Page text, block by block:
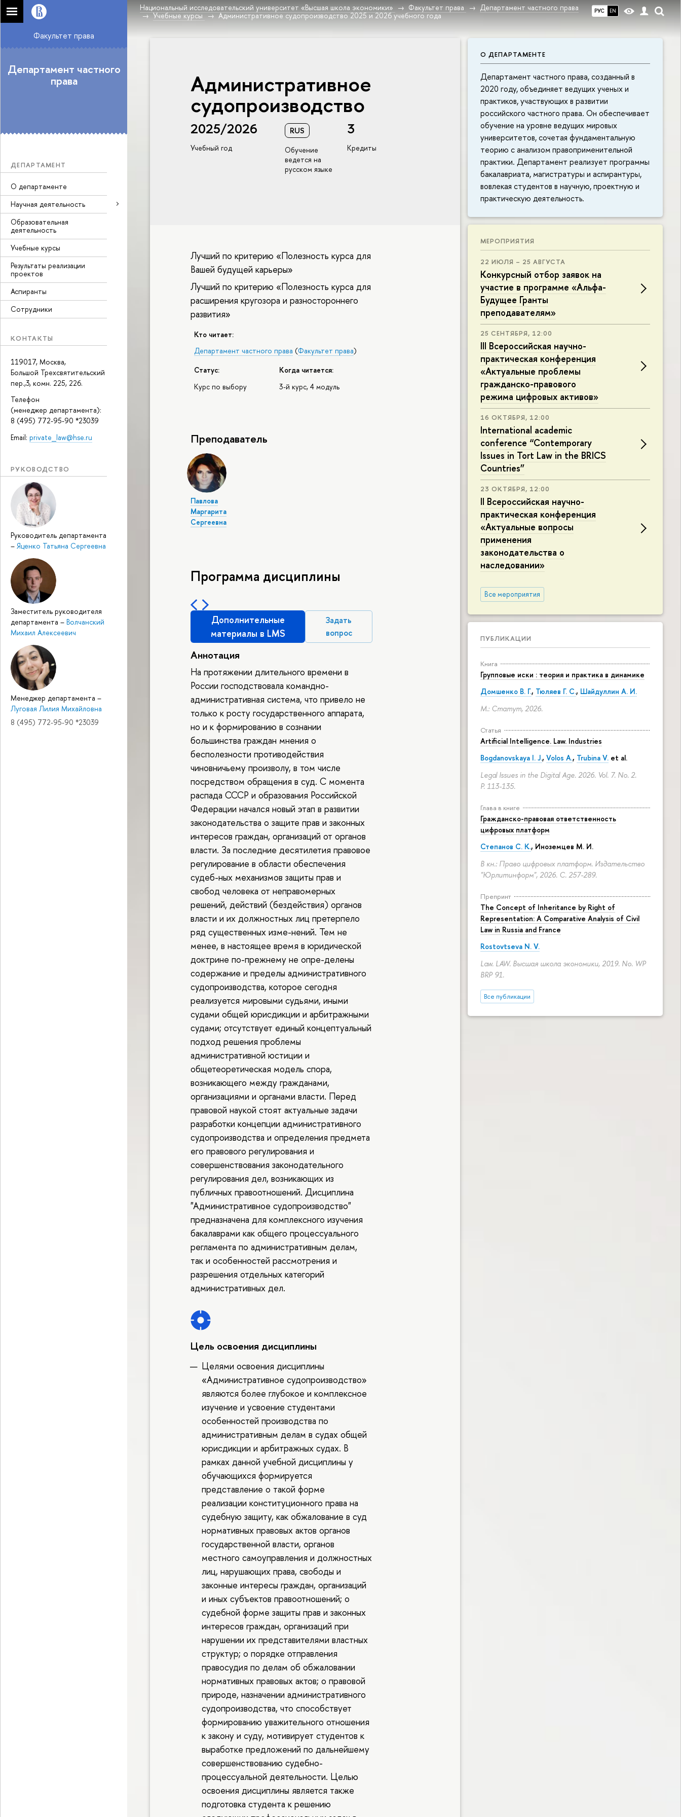
РУС EN
Национальный исследовательский университет «Высшая школа экономики» Факультет права
Департамент частного права
Учебные курсы
Административное судопроизводство 2025 и 2026 учебного года
Факультет права
Департамент частного
права
ДЕПАРТАМЕНТ
О департаменте
Научная деятельность
Образовательная
деятельность
Учебные курсы
Результаты реализации
проектов
Аспиранты
Сотрудники
КОНТАКТЫ
119017, Москва,
Большой Трехсвятительский
пер.,3, комн. 225, 226.
Телефон
(менеджер департамента):
8 (495) 772-95-90 *23039
Email: private_law@hse.ru
РУКОВОДСТВО
Руководитель департамента
– Яценко Татьяна Сергеевна
Заместитель руководителя
департамента – Волчанский
Михаил Алексеевич
Менеджер департамента –
Луговая Лилия Михайловна
8 (495) 772-95-90 *23039
О ДЕПАРТАМЕНТЕ
Департамент частного права, созданный в
2020 году, объединяет ведущих ученых и
практиков, участвующих в развитии
российского частного права. Он обеспечивает
обучение на уровне ведущих мировых
университетов, сочетая фундаментальную
теорию с анализом правоприменительной
практики. Департамент реализует программы
бакалавриата, магистратуры и аспирантуры,
вовлекая студентов в научную, проектную и
практическую деятельность.
МЕРОПРИЯТИЯ
22 ИЮЛЯ – 25 АВГУСТА
Конкурсный отбор заявок на
участие в программе «Альфа-
Будущее Гранты
преподавателям»
25 СЕНТЯБРЯ, 12:00
III Всероссийская научно-
практическая конференция
«Актуальные проблемы
гражданско-правового
режима цифровых активов»
16 ОКТЯБРЯ, 12:00
International academic
conference “Contemporary
Issues in Tort Law in the BRICS
Countries”
23 ОКТЯБРЯ, 12:00
II Всероссийская научно-
практическая конференция
«Актуальные вопросы
применения
законодательства о
наследовании»
Все мероприятия
ПУБЛИКАЦИИ
Книга
Групповые иски : теория и практика в динамике
Домшенко В. Г., Тюляев Г. С., Шайдуллин А. И.
М.: Статут, 2026.
Статья
Artificial Intelligence. Law. Industries
Bogdanovskaya I. J., Volos A., Trubina V. et al.
Legal Issues in the Digital Age. 2026. Vol. 7. No. 2.
P. 113-135.
Глава в книге
Гражданско-правовая ответственность
цифровых платформ
Степанов С. К., Иноземцев М. И.
В кн.: Право цифровых платформ. Издательство
"Юрлитинформ", 2026. С. 257-289.
Препринт
The Concept of Inheritance by Right of
Representation: A Comparative Analysis of Civil
Law in Russia and France
Rostovtseva N. V.
Law. LAW. Высшая школа экономики, 2019. No. WP
BRP 91.
Все публикации
Административное
судопроизводство
2025/2026
Учебный год
RUS
Обучение
ведется на
русском языке
3
Кредиты
Лучший по критерию «Полезность курса для
Вашей будущей карьеры»
Лучший по критерию «Полезность курса для
расширения кругозора и разностороннего
развития»
Кто читает:
Департамент частного права (Факультет права)
Статус:
Курс по выбору
Когда читается:
3-й курс, 4 модуль
Преподаватель
Павлова
Маргарита
Сергеевна
Программа дисциплины
Дополнительные
материалы в LMS
Задать
вопрос
Аннотация
На протяжении длительного времени в
России господствовала командно-
административная система, что привело не
только к росту государственного аппарата,
но и к формированию в сознании
большинства граждан мнения о
бесполезности противодействия
чиновничьему произволу, в том числе
посредством обращения в суд. С момента
распада СССР и образования Российской
Федерации начался новый этап в развитии
законодательства о защите прав и законных
интересов граждан, организаций от органов
власти. За последние десятилетия правовое
регулирование в области обеспечения
судеб-ных механизмов защиты прав и
свобод человека от неправомерных
решений, действий (бездействия) органов
власти и их должностных лиц претерпело
ряд существенных изме-нений. Тем не
менее, в настоящее время в юридической
доктрине по-прежнему не опре-делены
содержание и пределы административного
судопроизводства, которое сегодня
реализуется мировыми судьями, иными
судами общей юрисдикции и арбитражными
судами; отсутствует единый концептуальный
подход решения проблемы
административной юстиции и
общетеоретическая модель спора,
возникающего между гражданами,
организациями и органами власти. Перед
правовой наукой стоят актуальные задачи
разработки концепции административного
судопроизводства и определения предмета
его правового регулирования и
совершенствования законодательного
регулирования дел, возникающих из
публичных правоотношений. Дисциплина
"Административное судопроизводство"
предназначена для комплексного изучения
бакалаврами как общего процессуального
регламента по административным делам,
так и особенностей рассмотрения и
разрешения отдельных категорий
административных дел.
Цель освоения дисциплины
Целями освоения дисциплины
«Административное судопроизводство»
являются более глубокое и комплексное
изучение и усвоение студентами
особенностей производства по
административным делам в судах общей
юрисдикции и арбитражных судах. В
рамках данной учебной дисциплины у
обучающихся формируется
представление о такой форме
реализации конституционного права на
судебную защиту, как обжалование в суд
нормативных правовых актов органов
государственной власти, органов
местного самоуправления и должностных
лиц, нарушающих права, свободы и
законные интересы граждан, организаций
и иных субъектов правоотношений; о
судебной форме защиты прав и законных
интересов граждан, организаций при
нарушении их представителями властных
структур; о порядке отправления
правосудия по делам об обжаловании
нормативных правовых актов; о правовой
природе, назначении административного
судопроизводства, что способствует
формированию уважительного отношения
к закону и суду, мотивирует студентов к
выработке предложений по дальнейшему
совершенствованию судебно-
процессуальной деятельности. Целью
освоения дисциплины является также
подготовка студента к решению